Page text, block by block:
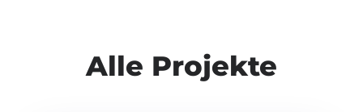
Alle Projekte